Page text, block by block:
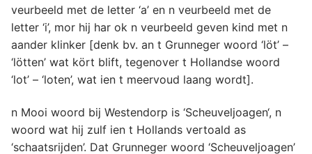
veurbeeld met de letter ‘a’ en n veurbeeld met de
letter ‘i’, mor hij har ok n veurbeeld geven kind met n
aander klinker [denk bv. an t Grunneger woord ‘löt’ –
‘lötten’ wat kört blift, tegenover t Hollandse woord
‘lot’ – ‘loten’, wat ien t meervoud laang wordt].
n Mooi woord bij Westendorp is ‘Scheuveljoagen‘, n
woord wat hij zulf ien t Hollands vertoald as
‘schaatsrijden’. Dat Grunneger woord ‘Scheuveljoagen’